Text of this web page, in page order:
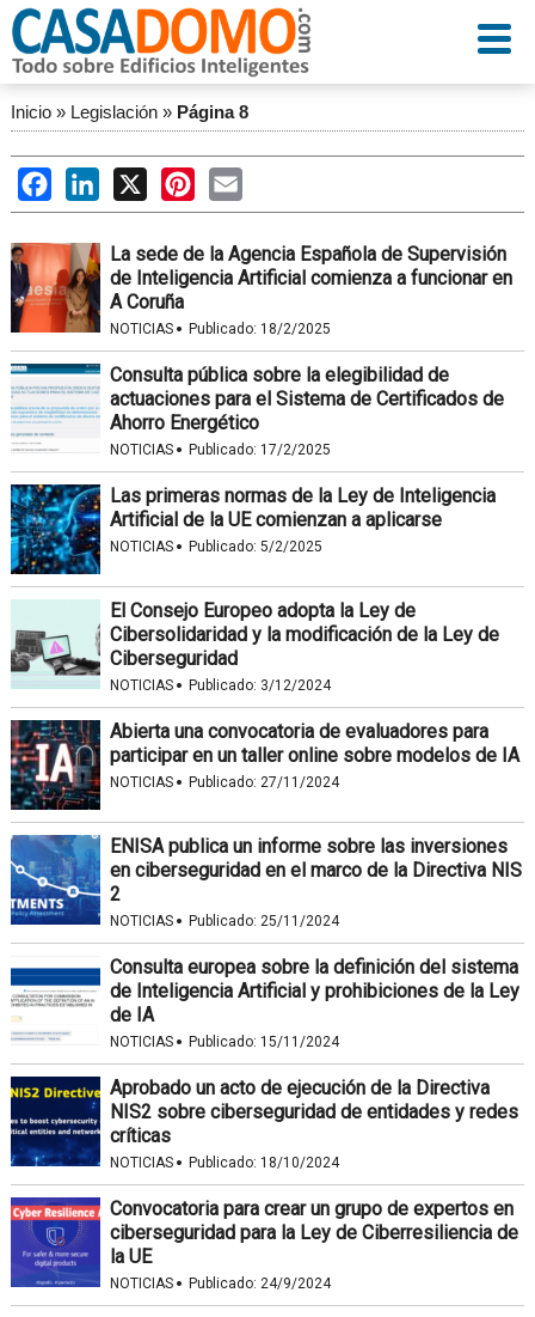
Inicio» Legislación» Página 8
FacebookLinkedIn
X PinterestEmail
La sede de la Agencia Española de Supervisión
de Inteligencia Artificial comienza a funcionar en
A Coruña
NOTICIAS · Publicado: 18/2/2025
Consulta pública sobre la elegibilidad de
actuaciones para el Sistema de Certificados de
Ahorro Energético
NOTICIAS · Publicado: 17/2/2025
Las primeras normas de la Ley de Inteligencia
Artificial de la UE comienzan a aplicarse
NOTICIAS · Publicado: 5/2/2025
El Consejo Europeo adopta la Ley de
Cibersolidaridad y la modificación de la Ley de
Ciberseguridad
NOTICIAS · Publicado: 3/12/2024
Abierta una convocatoria de evaluadores para
participar en un taller online sobre modelos de IA
NOTICIAS · Publicado: 27/11/2024
ENISA publica un informe sobre las inversiones
en ciberseguridad en el marco de la Directiva NIS
2
NOTICIAS · Publicado: 25/11/2024
Consulta europea sobre la definición del sistema
de Inteligencia Artificial y prohibiciones de la Ley
de IA
NOTICIAS · Publicado: 15/11/2024
Aprobado un acto de ejecución de la Directiva
NIS2 sobre ciberseguridad de entidades y redes
críticas
NOTICIAS · Publicado: 18/10/2024
Convocatoria para crear un grupo de expertos en
ciberseguridad para la Ley de Ciberresiliencia de
la UE
NOTICIAS · Publicado: 24/9/2024